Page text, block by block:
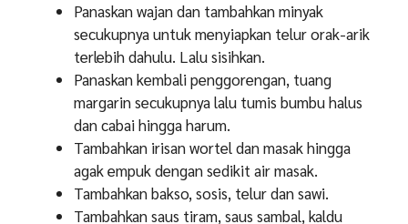
Panaskan wajan dan tambahkan minyak
secukupnya untuk menyiapkan telur orak-arik
terlebih dahulu. Lalu sisihkan.
Panaskan kembali penggorengan, tuang
margarin secukupnya lalu tumis bumbu halus
dan cabai hingga harum.
Tambahkan irisan wortel dan masak hingga
agak empuk dengan sedikit air masak.
Tambahkan bakso, sosis, telur dan sawi.
Tambahkan saus tiram, saus sambal, kaldu